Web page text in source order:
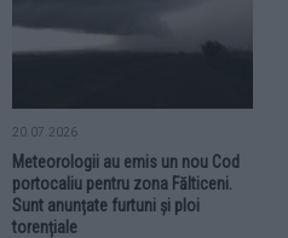
20.07.2026
Meteorologii au emis un nou Cod
portocaliu pentru zona Fălticeni.
Sunt anunțate furtuni și ploi
torențiale